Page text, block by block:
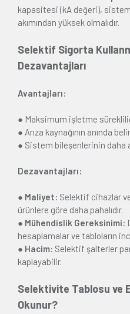
kapasitesi (kA değeri),
akımından yüksek olmalıdır.
Selektif Sigorta
Dezavantajları
Avantajları:
● Maksimum işletme
● Arıza kaynağının anında
● Sistem bileşenlerinin daha
Dezavantajları:
● Maliyet: Selektif cihazlar
ürünlere göre daha pahalıdır.
● Mühendislik Gereksinimi:
hesaplamalar ve tabloların
● Hacim: Selektif şalterler
kaplayabilir.
Selektivite Tablosu ve
Okunur?